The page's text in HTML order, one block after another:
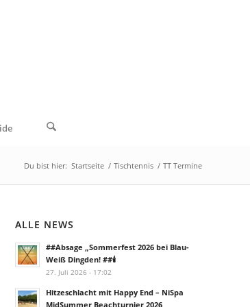
Du bist hier: Startseite / Tischtennis / TT Termine
ALLE NEWS
##Absage „Sommerfest 2026 bei Blau-
Weiß Dingden! ##🕯️
27. Juli 2026 - 17:02
Hitzeschlacht mit Happy End – NiSpa
MidSummer Beachturnier 2026